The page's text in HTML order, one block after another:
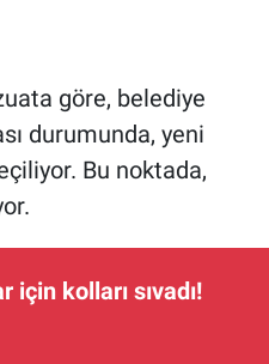
göre, belediye
durumunda, yeni
Bu noktada,
kolları sıvadı!